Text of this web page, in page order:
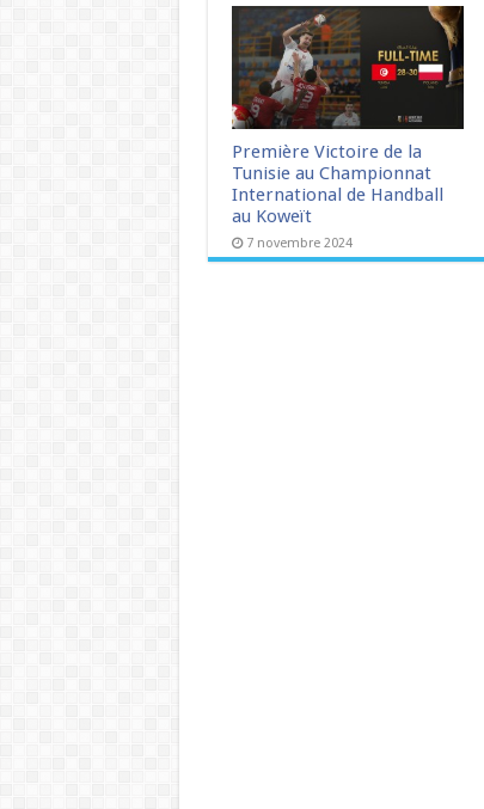
Première Victoire de la
Tunisie au Championnat
International de Handball
au Koweït
7 novembre 2024